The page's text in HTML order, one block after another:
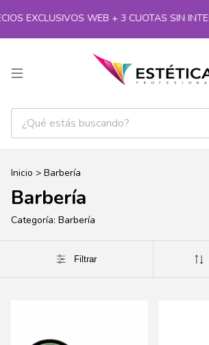
WEB + 3 CUOTAS SIN INTERES
Inicio > Barbería
Barbería
Categoría: Barbería
Filtrar